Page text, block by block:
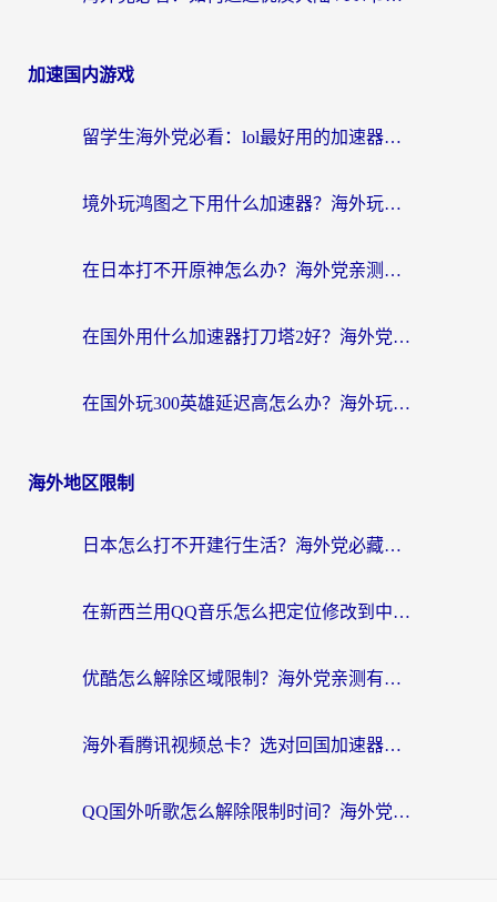
加速国内游戏
留学生海外党必看：lol最好用的加速器怎么选？附一梦江湖、神鬼传奇加速攻略
境外玩鸿图之下用什么加速器？海外玩家必看的国服游戏加速全攻略
在日本打不开原神怎么办？海外党亲测有效的国服游戏加速指南
在国外用什么加速器打刀塔2好？海外党国服游戏加速避坑指南
在国外玩300英雄延迟高怎么办？海外玩家亲测有效的加速器选择指南
海外地区限制
日本怎么打不开建行生活？海外党必藏的回国加速指南（含丹麦国外影音问题破解）
在新西兰用QQ音乐怎么把定位修改到中国国内？海外党听歌追剧的实用指南
优酷怎么解除区域限制？海外党亲测有效的回国加速器选择指南
海外看腾讯视频总卡？选对回国加速器，还能解决英国1号店定位+欧洲杯CCTV5直播问题
QQ国外听歌怎么解除限制时间？海外党亲测有效的回国加速方案